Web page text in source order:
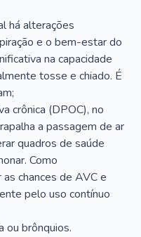
há alterações
e o bem-estar do
na capacidade
tosse e chiado. É
crônica (DPOC), no
a passagem de ar
quadros de saúde
Como
chances de AVC e
pelo uso contínuo
ou brônquios.